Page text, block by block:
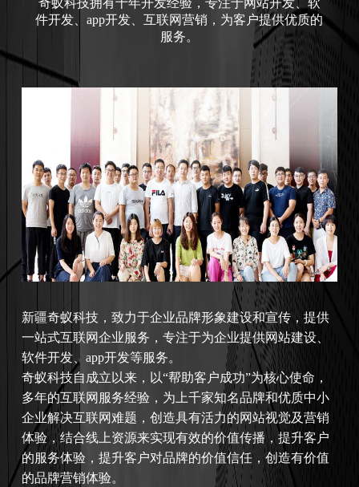
件开发、app开发、互联网营销，为客户提供优质的
服务。
新疆奇蚁科技，致力于企业品牌形象建设和宣传，提供
一站式互联网企业服务，专注于为企业提供网站建设、
软件开发、app开发等服务。
奇蚁科技自成立以来，以“帮助客户成功”为核心使命，
多年的互联网服务经验，为上千家知名品牌和优质中小
企业解决互联网难题，创造具有活力的网站视觉及营销
体验，结合线上资源来实现有效的价值传播，提升客户
的服务体验，提升客户对品牌的价值信任，创造有价值
的品牌营销体验。